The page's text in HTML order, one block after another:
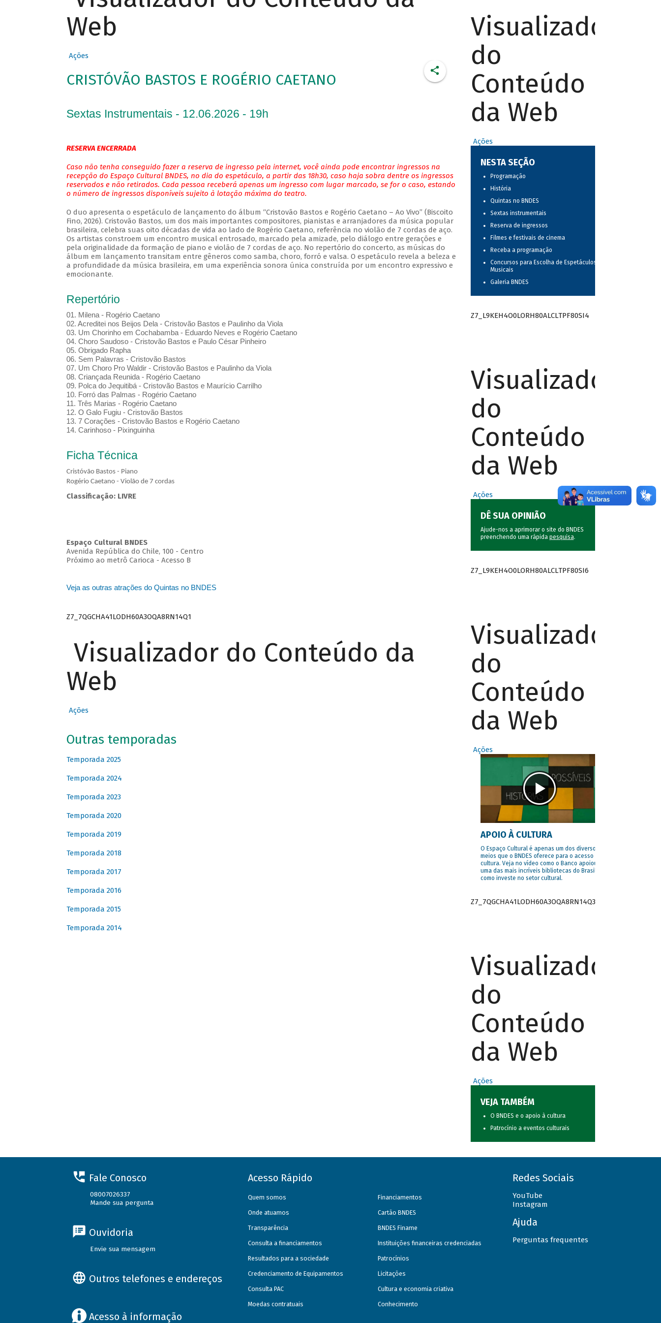
Web
Ações
CRISTÓVÃO BASTOS E ROGÉRIO CAETANO
Sextas Instrumentais - 12.06.2026 - 19h
RESERVA ENCERRADA
Caso não tenha conseguido fazer a reserva de ingresso pela internet, você ainda pode encontrar ingressos na
recepção do Espaço Cultural BNDES, no dia do espetáculo, a partir das 18h30, caso haja sobra dentre os ingressos
reservados e não retirados. Cada pessoa receberá apenas um ingresso com lugar marcado, se for o caso, estando
o número de ingressos disponíveis sujeito à lotação máxima do teatro.
O duo apresenta o espetáculo de lançamento do álbum “Cristovão Bastos e Rogério Caetano – Ao Vivo” (Biscoito
Fino, 2026). Cristovão Bastos, um dos mais importantes compositores, pianistas e arranjadores da música popular
brasileira, celebra suas oito décadas de vida ao lado de Rogério Caetano, referência no violão de 7 cordas de aço.
Os artistas constroem um encontro musical entrosado, marcado pela amizade, pelo diálogo entre gerações e
pela originalidade da formação de piano e violão de 7 cordas de aço. No repertório do concerto, as músicas do
álbum em lançamento transitam entre gêneros como samba, choro, forró e valsa. O espetáculo revela a beleza e
a profundidade da música brasileira, em uma experiência sonora única construída por um encontro expressivo e
emocionante.
Repertório
01. Milena - Rogério Caetano
02. Acreditei nos Beijos Dela - Cristovão Bastos e Paulinho da Viola
03. Um Chorinho em Cochabamba - Eduardo Neves e Rogério Caetano
04. Choro Saudoso - Cristovão Bastos e Paulo César Pinheiro
05. Obrigado Rapha
06. Sem Palavras - Cristovão Bastos
07. Um Choro Pro Waldir - Cristovão Bastos e Paulinho da Viola
08. Criançada Reunida - Rogério Caetano
09. Polca do Jequitibá - Cristovão Bastos e Maurício Carrilho
10. Forró das Palmas - Rogério Caetano
11. Três Marias - Rogério Caetano
12. O Galo Fugiu - Cristovão Bastos
13. 7 Corações - Cristovão Bastos e Rogério Caetano
14. Carinhoso - Pixinguinha
Ficha Técnica
Cristóvão Bastos - Piano
Rogério Caetano - Violão de 7 cordas
Classificação: LIVRE
Espaço Cultural BNDES
Avenida República do Chile, 100 - Centro
Próximo ao metrô Carioca - Acesso B
Veja as outras atrações do Quintas no BNDES
Z7_7QGCHA41LODH60A3OQA8RN14Q1
Visualizador do Conteúdo da
Web
Ações
Outras temporadas
Temporada 2025
Temporada 2024
Temporada 2023
Temporada 2020
Temporada 2019
Temporada 2018
Temporada 2017
Temporada 2016
Temporada 2015
Temporada 2014
Visualizador
do
Conteúdo
da Web
Ações
NESTA SEÇÃO
Programação
História
Quintas no BNDES
Sextas instrumentais
Reserva de ingressos
Filmes e festivais de cinema
Receba a programação
Concursos para Escolha de Espetáculos
Musicais
Galeria BNDES
Z7_L9KEH4O0LORH80ALCLTPF80SI4
Visualizador
do
Conteúdo
da Web
Ações
DÊ SUA OPINIÃO
Ajude-nos a aprimorar o site do BNDES
preenchendo uma rápida pesquisa.
Z7_L9KEH4O0LORH80ALCLTPF80SI6
Visualizador
do
Conteúdo
da Web
Ações
APOIO À CULTURA
O Espaço Cultural é apenas um dos diversos
meios que o BNDES oferece para o acesso à
cultura. Veja no vídeo como o Banco apoiou
uma das mais incríveis bibliotecas do Brasil e
como investe no setor cultural.
Z7_7QGCHA41LODH60A3OQA8RN14Q3
Visualizador
do
Conteúdo
da Web
Ações
VEJA TAMBÉM
O BNDES e o apoio à cultura
Patrocínio a eventos culturais
Fale Conosco
08007026337
Mande sua pergunta
Ouvidoria
Envie sua mensagem
Outros telefones e endereços
Acesso à informação
Acesso Rápido
Quem somos
Onde atuamos
Transparência
Consulta a financiamentos
Resultados para a sociedade
Credenciamento de Equipamentos
Consulta PAC
Moedas contratuais
Financiamentos
Cartão BNDES
BNDES Finame
Instituições financeiras credenciadas
Patrocínios
Licitações
Cultura e economia criativa
Conhecimento
Redes Sociais
YouTube
Instagram
Ajuda
Perguntas frequentes